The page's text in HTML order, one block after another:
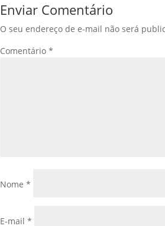
Enviar Comentário
O seu endereço de e-mail não será
Comentário*
Nome*
E-mail*